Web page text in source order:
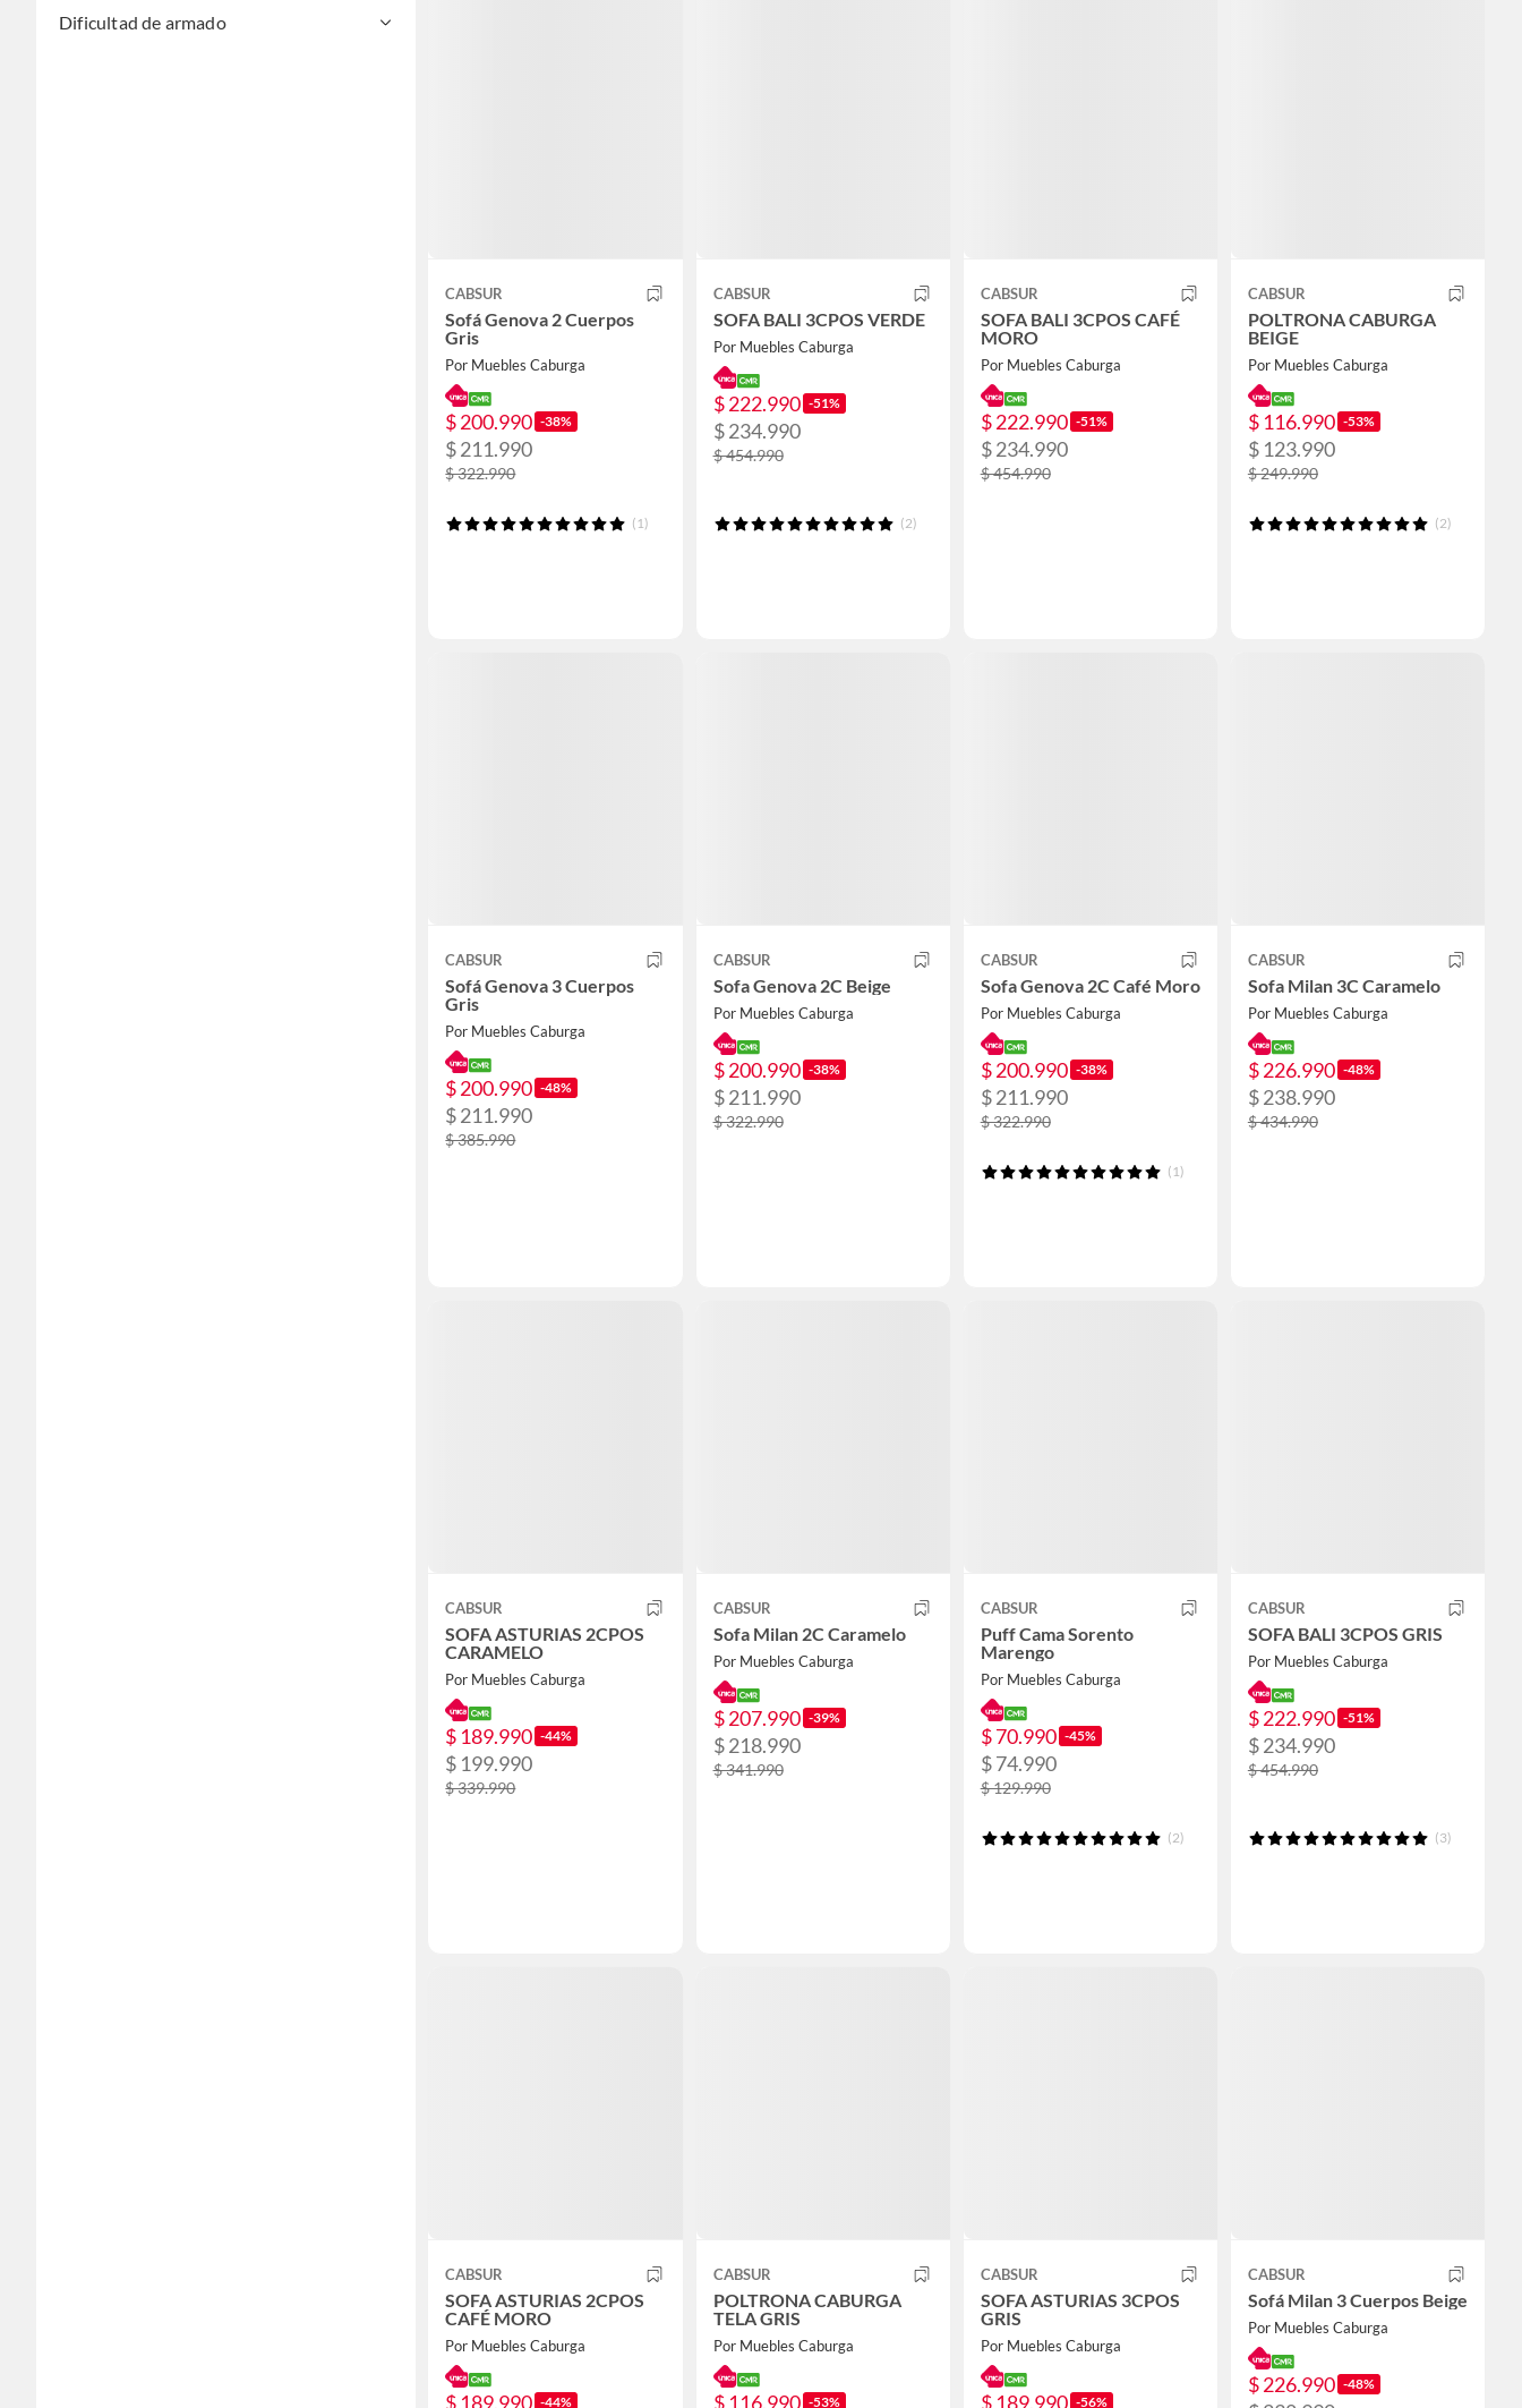
Dificultad de armado
CABSUR
Sofá Genova 2 Cuerpos
Gris
Por Muebles Caburga
$ 200.990 -38%
$ 211.990
$ 322.990
(1)
CABSUR
SOFA BALI 3CPOS VERDE
Por Muebles Caburga
$ 222.990 -51%
$ 234.990
$ 454.990
(2)
CABSUR
SOFA BALI 3CPOS CAFÉ
MORO
Por Muebles Caburga
$ 222.990 -51%
$ 234.990
$ 454.990
CABSUR
POLTRONA CABURGA
BEIGE
Por Muebles Caburga
$ 116.990 -53%
$ 123.990
$ 249.990
(2)
CABSUR
Sofá Genova 3 Cuerpos
Gris
Por Muebles Caburga
$ 200.990 -48%
$ 211.990
$ 385.990
CABSUR
Sofa Genova 2C Beige
Por Muebles Caburga
$ 200.990 -38%
$ 211.990
$ 322.990
CABSUR
Sofa Genova 2C Café Moro
Por Muebles Caburga
$ 200.990 -38%
$ 211.990
$ 322.990
(1)
CABSUR
Sofa Milan 3C Caramelo
Por Muebles Caburga
$ 226.990 -48%
$ 238.990
$ 434.990
CABSUR
SOFA ASTURIAS 2CPOS
CARAMELO
Por Muebles Caburga
$ 189.990 -44%
$ 199.990
$ 339.990
CABSUR
Sofa Milan 2C Caramelo
Por Muebles Caburga
$ 207.990 -39%
$ 218.990
$ 341.990
CABSUR
Puff Cama Sorento
Marengo
Por Muebles Caburga
$ 70.990 -45%
$ 74.990
$ 129.990
(2)
CABSUR
SOFA BALI 3CPOS GRIS
Por Muebles Caburga
$ 222.990 -51%
$ 234.990
$ 454.990
(3)
CABSUR
SOFA ASTURIAS 2CPOS
CAFÉ MORO
Por Muebles Caburga
$ 189.990 -44%
CABSUR
POLTRONA CABURGA
TELA GRIS
Por Muebles Caburga
$ 116.990 -53%
CABSUR
SOFA ASTURIAS 3CPOS
GRIS
Por Muebles Caburga
$ 189.990 -56%
CABSUR
Sofá Milan 3 Cuerpos Beige
Por Muebles Caburga
$ 226.990 -48%